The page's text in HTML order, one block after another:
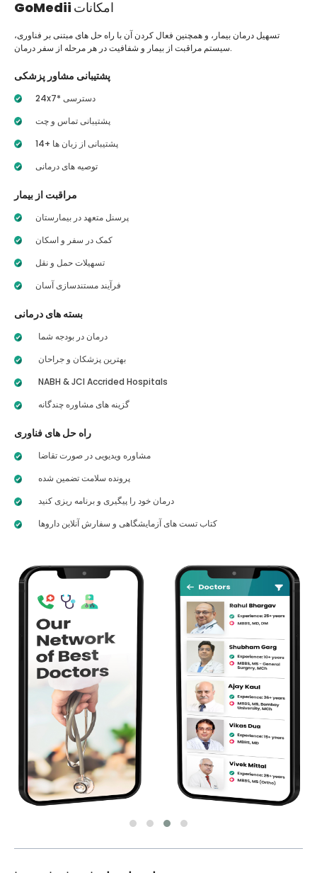
GoMedii امکانات
تسهیل درمان بیمار، و همچنین فعال کردن آن با راه حل های مبتنی بر فناوری،
سیستم مراقبت از بیمار و شفافیت در هر مرحله از سفر درمان.
پشتیبانی مشاور پزشکی
24x7* دسترسی
پشتیبانی تماس و چت
14+ پشتیبانی از زبان ها
توصیه های درمانی
مراقبت از بیمار
پرسنل متعهد در بیمارستان
کمک در سفر و اسکان
تسهیلات حمل و نقل
فرآیند مستندسازی آسان
بسته های درمانی
درمان در بودجه شما
بهترین پزشکان و جراحان
NABH & JCI Accrided Hospitals
گزینه های مشاوره چندگانه
راه حل های فناوری
مشاوره ویدیویی در صورت تقاضا
پرونده سلامت تضمین شده
درمان خود را پیگیری و برنامه ریزی کنید
کتاب تست های آزمایشگاهی و سفارش آنلاین داروها